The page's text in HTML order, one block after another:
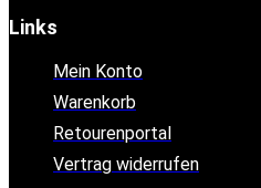
Links
Mein Konto
Warenkorb
Retourenportal
Vertrag widerrufen